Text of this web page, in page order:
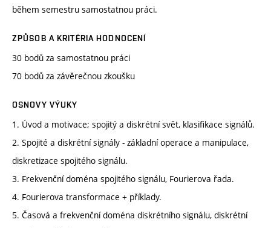
během semestru samostatnou práci.
ZPŮSOB A KRITÉRIA HODNOCENÍ
30 bodů za samostatnou práci
70 bodů za závěrečnou zkoušku
OSNOVY VÝUKY
1. Úvod a motivace; spojitý a diskrétní svět, klasifikace signálů.
2. Spojité a diskrétní signály - základní operace a manipulace,
diskretizace spojitého signálu.
3. Frekvenční doména spojitého signálu, Fourierova řada.
4. Fourierova transformace + příklady.
5. Časová a frekvenční doména diskrétního signálu, diskrétní